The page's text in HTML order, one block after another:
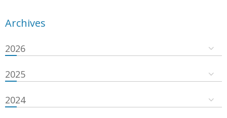
Archives
2026
2025
2024